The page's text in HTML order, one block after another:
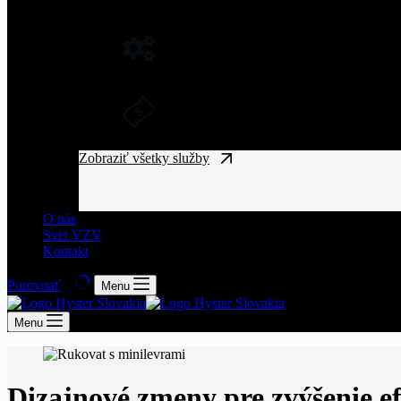
Zobraziť všetky služby
O nás
Svet VZV
Kontakt
Porovnať Menu
Menu